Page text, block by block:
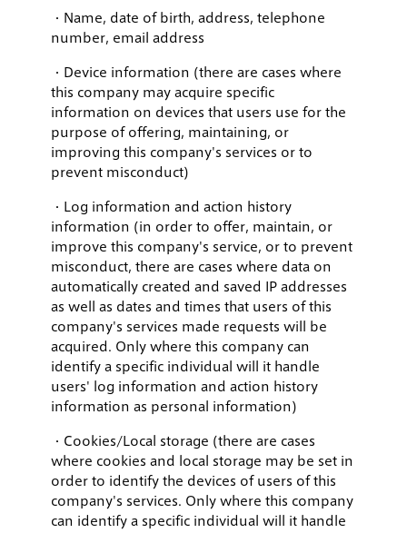
・Name, date of birth, address, telephone
number, email address
・Device information (there are cases where
this company may acquire specific
information on devices that users use for the
purpose of offering, maintaining, or
improving this company's services or to
prevent misconduct)
・Log information and action history
information (in order to offer, maintain, or
improve this company's service, or to prevent
misconduct, there are cases where data on
automatically created and saved IP addresses
as well as dates and times that users of this
company's services made requests will be
acquired. Only where this company can
identify a specific individual will it handle
users' log information and action history
information as personal information)
・Cookies/Local storage (there are cases
where cookies and local storage may be set in
order to identify the devices of users of this
company's services. Only where this company
can identify a specific individual will it handle